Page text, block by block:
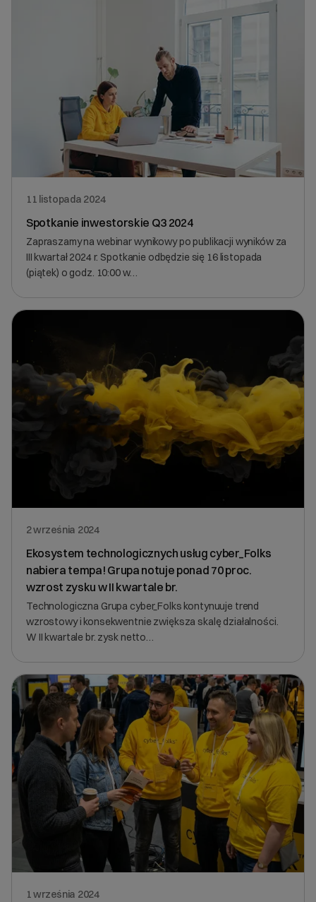
11 listopada 2024
Spotkanie inwestorskie Q3 2024
Zapraszamy na webinar wynikowy po publikacji wyników za
III kwartał 2024 r. Spotkanie odbędzie się 16 listopada
(piątek) o godz. 10:00 w…
2 września 2024
Ekosystem technologicznych usług cyber_Folks
nabiera tempa! Grupa notuje ponad 70 proc.
wzrost zysku w II kwartale br.
Technologiczna Grupa cyber_Folks kontynuuje trend
wzrostowy i konsekwentnie zwiększa skalę działalności.
W II kwartale br. zysk netto…
1 września 2024